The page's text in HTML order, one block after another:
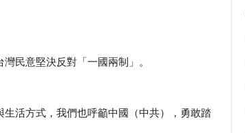
民意堅決反對「一國兩制」。
活方式，我們也呼籲中國（中共），勇敢踏